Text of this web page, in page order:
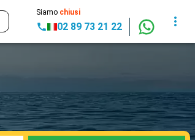
Siamo chiusi
02 89 73 21 22